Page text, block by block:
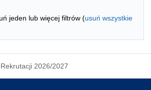
jeden lub więcej filtrów (usuń wszystkie
2026/2027